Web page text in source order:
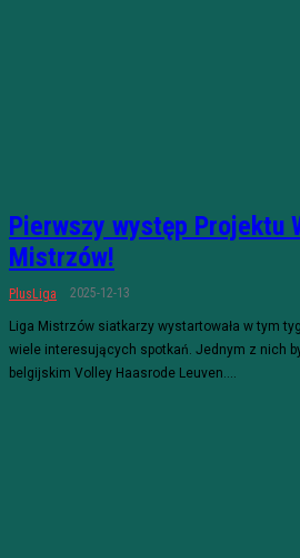
Pierwszy występ Projektu
Mistrzów!
PlusLiga 2025-12-13
Liga Mistrzów siatkarzy wystartowała w tym
wiele interesujących spotkań. Jednym z nich
belgijskim Volley Haasrode Leuven....